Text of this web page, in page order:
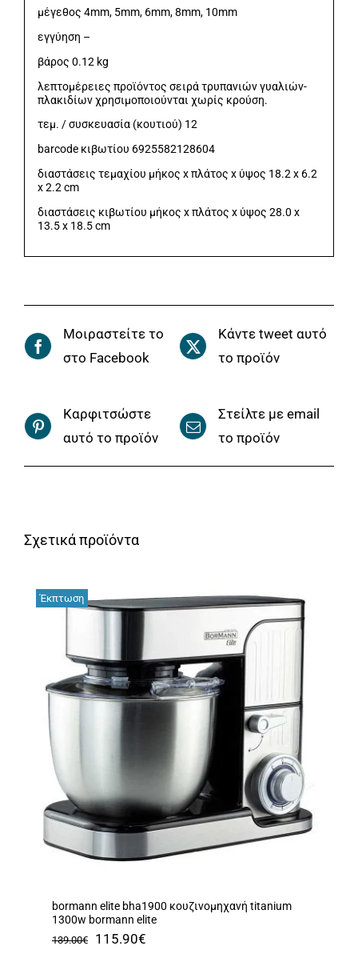
μέγεθος 4mm, 5mm, 6mm, 8mm, 10mm
εγγύηση –
βάρος 0.12 kg
λεπτομέρειες προϊόντος σειρά τρυπανιών γυαλιών-
πλακιδίων χρησιμοποιούνται χωρίς κρούση.
τεμ. / συσκευασία (κουτιού) 12
barcode κιβωτίου 6925582128604
διαστάσεις τεμαχίου μήκος x πλάτος x ύψος 18.2 x 6.2
x 2.2 cm
διαστάσεις κιβωτίου μήκος x πλάτος x ύψος 28.0 x
13.5 x 18.5 cm
Μοιραστείτε το
στο Facebook
Κάντε tweet αυτό
το προϊόν
Καρφιτσώστε
αυτό το προϊόν
Στείλτε με email
το προϊόν
Σχετικά προϊόντα
Έκπτωση
bormann elite bha1900 κουζινομηχανή titanium
1300w bormann elite
139.00€ Original
115.90€